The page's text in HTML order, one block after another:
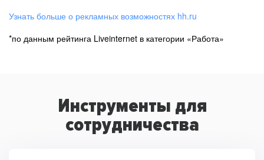
Узнать больше о рекламных возможностях hh.ru
*по данным рейтинга Liveinternet в категории «Работа»
Инструменты для
сотрудничества